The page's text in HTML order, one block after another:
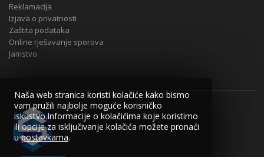
Reklamacija
Izjava o privatnosti
Zaštita podataka
Online rješavanje sporova
Jamstvo
Naša web stranica koristi kolačiće kako bismo
vam pružili najbolje moguće korisničko
iskustvo.Informacije o kolačićima koje koristimo
ili opcije za isključivanje kolačića možete pronaći
upostavkama.